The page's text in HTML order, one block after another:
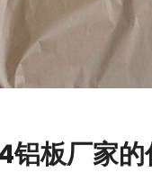
板厂家的